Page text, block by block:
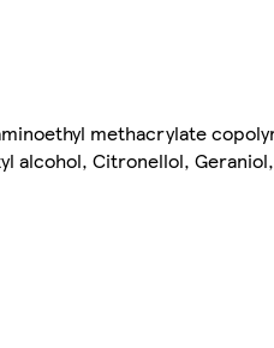
methacrylate
alcohol, Citronellol,